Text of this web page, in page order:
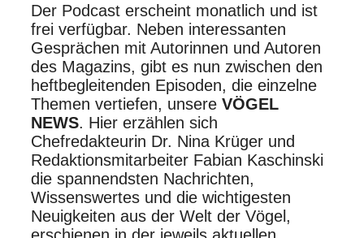
Der Podcast erscheint monatlich und ist
frei verfügbar. Neben interessanten
Gesprächen mit Autorinnen und Autoren
des Magazins, gibt es nun zwischen den
heftbegleitenden Episoden, die einzelne
Themen vertiefen, unsere VÖGEL
NEWS. Hier erzählen sich
Chefredakteurin Dr. Nina Krüger und
Redaktionsmitarbeiter Fabian Kaschinski
die spannendsten Nachrichten,
Wissenswertes und die wichtigesten
Neuigkeiten aus der Welt der Vögel,